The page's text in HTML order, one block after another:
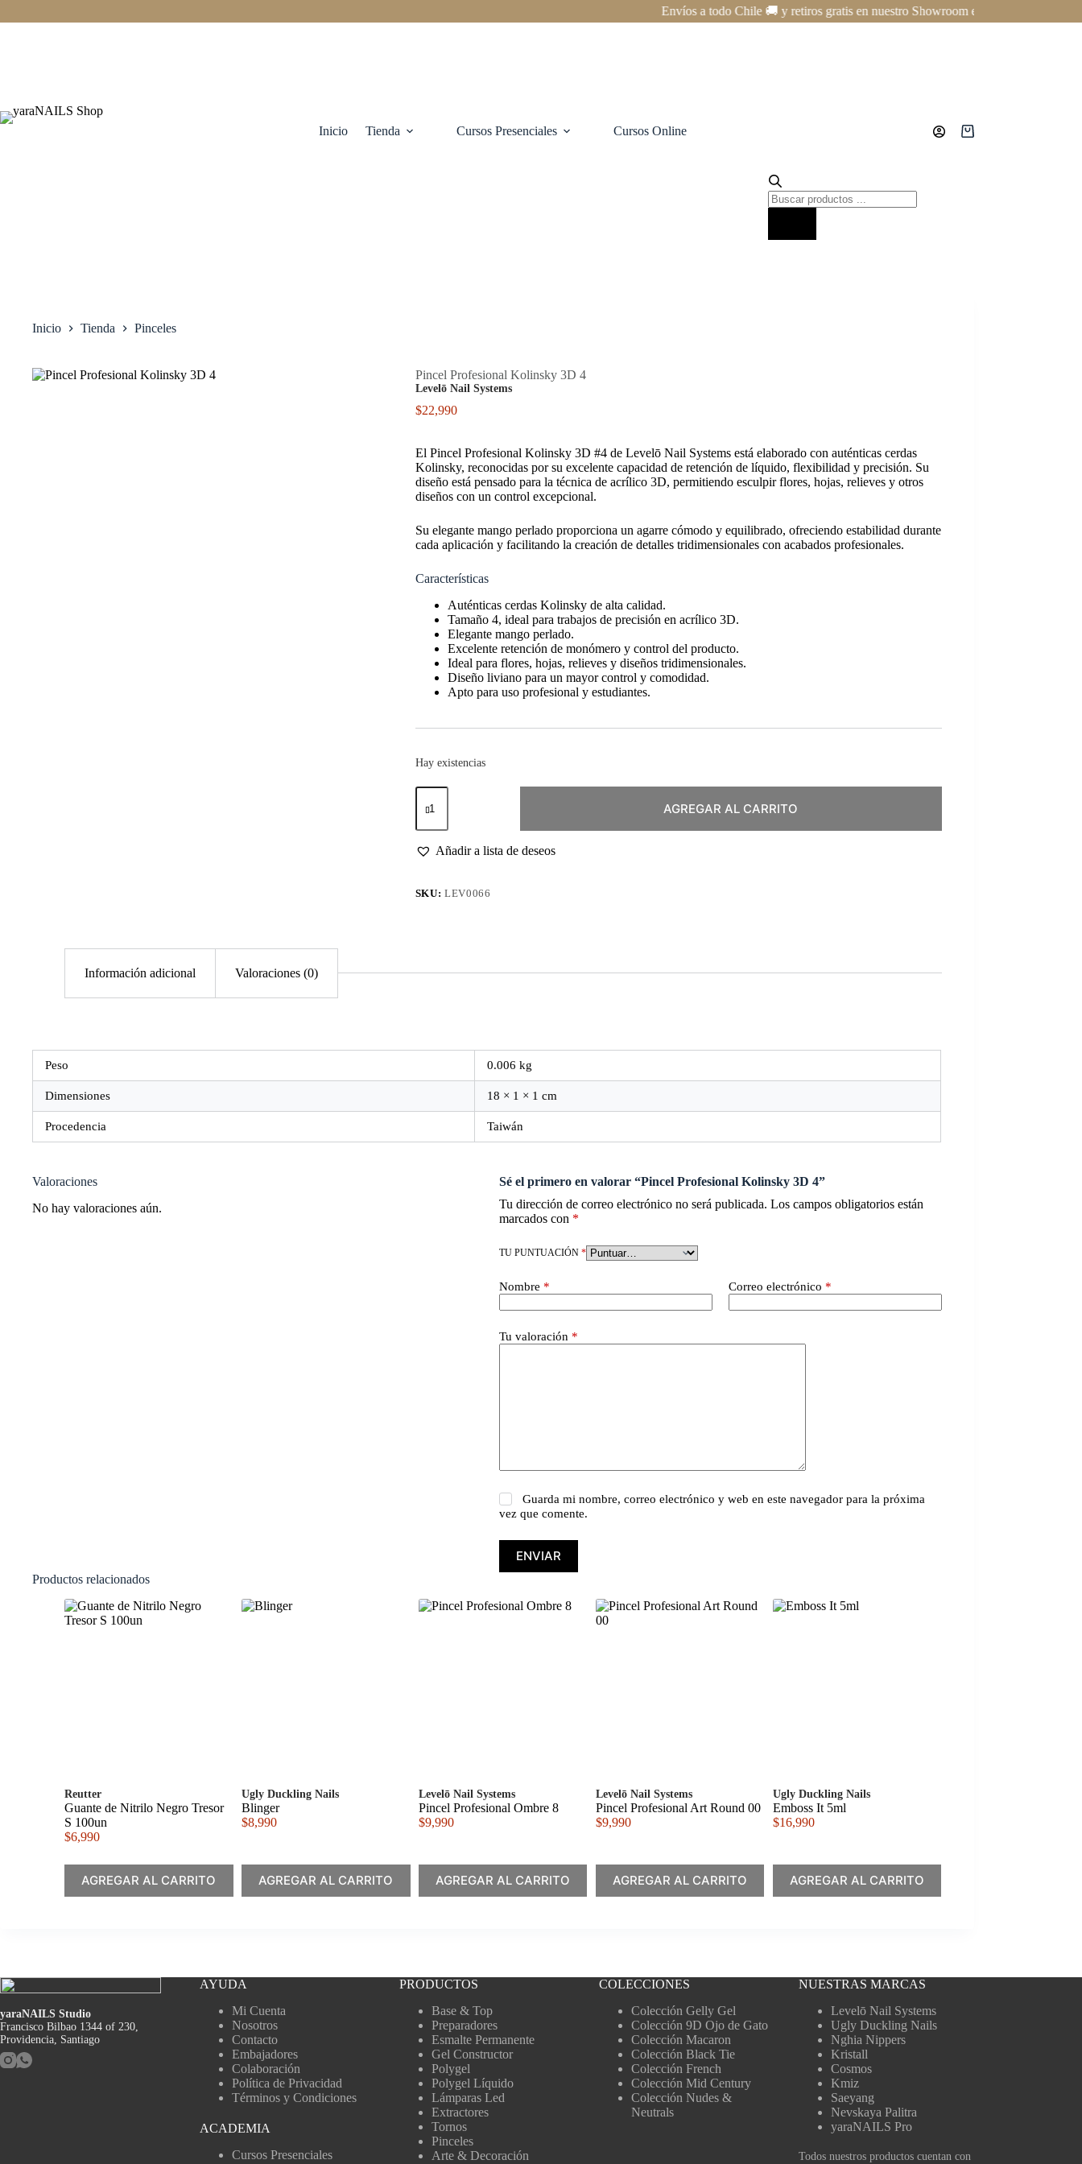
al
Envíos a todo Chile 🚚 y retiros gratis en nuestro Showroom en Providencia ✨ |
Inicio Tienda Cursos Presenciales Cursos Online
Búsqueda
de
Carro
Inicio Tienda Pinceles
Pincel Profesional Kolinsky 3D 4
Levelō Nail Systems
$22,990
El Pincel Profesional Kolinsky 3D #4 de Levelō Nail Systems está elaborado con auténticas cerdas
Kolinsky, reconocidas por su excelente capacidad de retención de líquido, flexibilidad y precisión. Su
diseño está pensado para la técnica de acrílico 3D, permitiendo esculpir flores, hojas, relieves y otros
diseños con un control excepcional.
Su elegante mango perlado proporciona un agarre cómodo y equilibrado, ofreciendo estabilidad durante
cada aplicación y facilitando la creación de detalles tridimensionales con acabados profesionales.
Características
Auténticas cerdas Kolinsky de alta calidad.
Tamaño 4, ideal para trabajos de precisión en acrílico 3D.
Elegante mango perlado.
Excelente retención de monómero y control del producto.
Ideal para flores, hojas, relieves y diseños tridimensionales.
Diseño liviano para un mayor control y comodidad.
Apto para uso profesional y estudiantes.
Hay existencias
Pincel
Profesional
3D
4
cantidad
AGREGAR AL CARRITO
Añadir a lista de deseos
SKU:LEV0066
Información adicional Valoraciones (0)
Peso 0.006 kg
Dimensiones 18 × 1 × 1 cm
Procedencia Taiwán
Valoraciones
No hay valoraciones aún.
Sé el primero en valorar “Pincel Profesional Kolinsky 3D 4”
Tu dirección de correo electrónico no será publicada. Los campos obligatorios están
marcados con *
TU PUNTUACIÓN *
Nombre * Correo electrónico *
Tu valoración *
Guarda mi nombre, correo electrónico y web en este navegador para la próxima
vez que comente.
ENVIAR
Productos relacionados
Reutter
Guante de Nitrilo Negro Tresor
S 100un
$6,990
AGREGAR AL CARRITO
Ugly Duckling Nails
Blinger
$8,990
AGREGAR AL CARRITO
Levelō Nail Systems
Pincel Profesional Ombre 8
$9,990
AGREGAR AL CARRITO
Levelō Nail Systems
Pincel Profesional Art Round 00
$9,990
AGREGAR AL CARRITO
Ugly Duckling Nails
Emboss It 5ml
$16,990
AGREGAR AL CARRITO
yaraNAILS Studio
Francisco Bilbao 1344 of 230,
Providencia, Santiago
AYUDA
Mi Cuenta
Nosotros
Contacto
Embajadores
Colaboración
Política de Privacidad
Términos y Condiciones
ACADEMIA
Cursos Presenciales
PRODUCTOS
Base & Top
Preparadores
Esmalte Permanente
Gel Constructor
Polygel
Polygel Líquido
Lámparas Led
Extractores
Tornos
Pinceles
Arte & Decoración
COLECCIONES
Colección Gelly Gel
Colección 9D Ojo de Gato
Colección Macaron
Colección Black Tie
Colección French
Colección Mid Century
Colección Nudes &
Neutrals
NUESTRAS MARCAS
Levelō Nail Systems
Ugly Duckling Nails
Nghia Nippers
Kristall
Cosmos
Kmiz
Saeyang
Nevskaya Palitra
yaraNAILS Pro
Todos nuestros productos cuentan con